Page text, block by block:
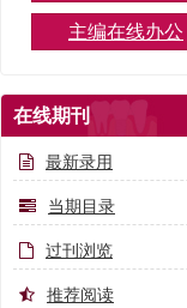
主编在线办公
在线期刊
最新录用
当期目录
过刊浏览
推荐阅读